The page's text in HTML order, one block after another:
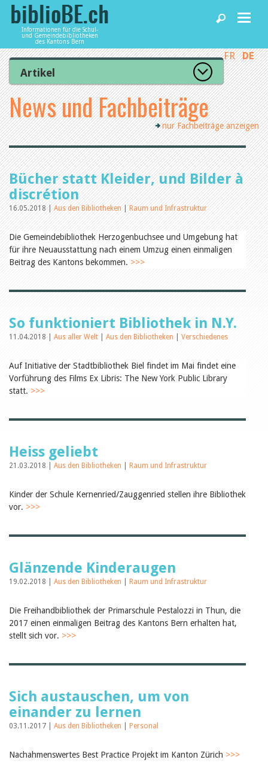
Informationen für die Schul-
und Gemeindebibliotheken
des Kantons Bern
Home
News und Fachbeiträge
Bibliotheken
Agenda
Dienstleistungen
biblioBE nutzen
FR DE
Artikel
Zur Artikelübersicht
Lesenswert
Gut bewertet
Kategorien
Aus dem Amt für Kultur
Aus der Kommission
Aus den Bibliotheken
Organisation
Raum und Infrastruktur
Bestand
Benutzung
Finanzen
Personal
Qualitätsmanagement
Recht und Politik
Öffentlichkeitsarbeit
Aus aller Welt
Tags
Kinder- und Jugendmedien
Bibliothek und Schule
Bibliotheksförderung
Einmalige Beiträge
Bibliosuisse
Kantonale
Unterstützungsbeiträge
Alle Tags
Sandra Dettwyler
Sibylle Birrer
Felicitas Isler
Andrea Grichting
Therese von Weissenfluh
Juli 2026
Juni 2026
März 2026
September 2025
News und Fachbeiträge
nur Fachbeiträge anzeigen
Bücher statt Kleider, und Bilder à
discrétion
16.05.2018 |Aus den Bibliotheken|Raum und Infrastruktur
Die Gemeindebibliothek Herzogenbuchsee und Umgebung hat
für ihre Neuausstattung nach einem Umzug einen einmaligen
Beitrag des Kantons bekommen. >>>
So funktioniert Bibliothek in N.Y.
11.04.2018 | Aus aller Welt Aus den Bibliotheken Verschiedenes
Auf Initiative der Stadtbibliothek Biel findet im Mai findet eine
Vorführung des Films Ex Libris: The New York Public Library
statt. >>>
Heiss geliebt
21.03.2018 | Aus den Bibliotheken Raum und Infrastruktur
Kinder der Schule Kernenried/Zauggenried stellen ihre Bibliothek
vor. >>>
Glänzende Kinderaugen
19.02.2018 | Aus den Bibliotheken Raum und Infrastruktur
Die Freihandbibliothek der Primarschule Pestalozzi in Thun, die
2017 einen einmaligen Beitrag des Kantons Bern erhalten hat,
stellt sich vor. >>>
Sich austauschen, um von
einander zu lernen
03.11.2017 | Aus den Bibliotheken Personal
Nachahmenswertes Best Practice Projekt im Kanton Zürich >>>